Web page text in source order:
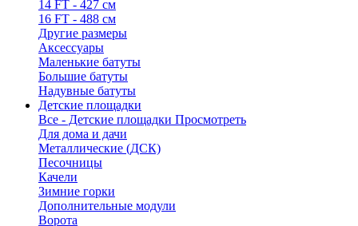
14 FT - 427 см
16 FT - 488 см
Другие размеры
Аксессуары
Маленькие батуты
Большие батуты
Надувные батуты
Детские площадки
Все - Детские площадки Просмотреть
Для дома и дачи
Металлические (ДСК)
Песочницы
Качели
Зимние горки
Дополнительные модули
Ворота